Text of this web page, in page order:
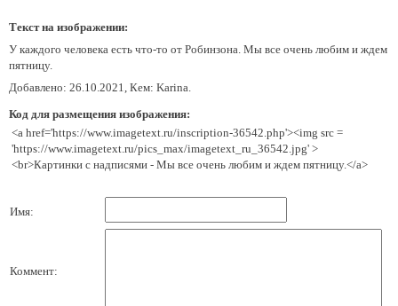
Текст на изображении:
У каждого человека есть что-то от Робинзона. Мы все очень любим и ждем
пятницу.
Добавлено: 26.10.2021, Кем: Karina.
Код для размещения изображения:
<a href='https://www.imagetext.ru/inscription-36542.php'><img src =
'https://www.imagetext.ru/pics_max/imagetext_ru_36542.jpg' >
<br>Картинки с надписями - Мы все очень любим и ждем пятницу.</a>
Имя:
Коммент: